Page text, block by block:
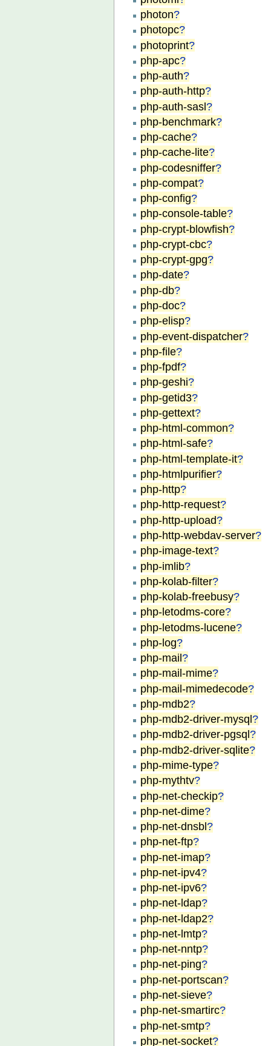
photon?
photopc?
photoprint?
php-apc?
php-auth?
php-auth-http?
php-auth-sasl?
php-benchmark?
php-cache?
php-cache-lite?
php-codesniffer?
php-compat?
php-config?
php-console-table?
php-crypt-blowfish?
php-crypt-cbc?
php-crypt-gpg?
php-date?
php-db?
php-doc?
php-elisp?
php-event-dispatcher?
php-file?
php-fpdf?
php-geshi?
php-getid3?
php-gettext?
php-html-common?
php-html-safe?
php-html-template-it?
php-htmlpurifier?
php-http?
php-http-request?
php-http-upload?
php-http-webdav-server?
php-image-text?
php-imlib?
php-kolab-filter?
php-kolab-freebusy?
php-letodms-core?
php-letodms-lucene?
php-log?
php-mail?
php-mail-mime?
php-mail-mimedecode?
php-mdb2?
php-mdb2-driver-mysql?
php-mdb2-driver-pgsql?
php-mdb2-driver-sqlite?
php-mime-type?
php-mythtv?
php-net-checkip?
php-net-dime?
php-net-dnsbl?
php-net-ftp?
php-net-imap?
php-net-ipv4?
php-net-ipv6?
php-net-ldap?
php-net-ldap2?
php-net-lmtp?
php-net-nntp?
php-net-ping?
php-net-portscan?
php-net-sieve?
php-net-smartirc?
php-net-smtp?
php-net-socket?